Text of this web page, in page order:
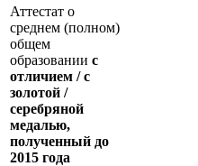
Аттестат о
среднем (полном)
общем
образовании с
отличием / с
золотой /
серебряной
медалью,
полученный до
2015 года